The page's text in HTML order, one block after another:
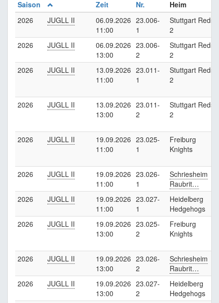
Saison
Zeit
Nr.
Heim
2026
JUGLL II
06.09.2026
11:00
23.006-
1
Stuttgart Reds
2
2026
JUGLL II
06.09.2026
13:00
23.006-
2
Stuttgart Reds
2
2026
JUGLL II
13.09.2026
11:00
23.011-
1
Stuttgart Reds
2
2026 JUGLL II
13.09.2026
13:00
23.011-
2
Stuttgart Reds
2
2026 JUGLL II
19.09.2026
11:00
23.025-
1
Freiburg
Knights
2026 JUGLL II
19.09.2026
11:00
23.026-
1
Schriesheim
Raubrit…
2026
JUGLL II
19.09.2026
11:00
23.027-
1
Heidelberg
Hedgehogs
2026
JUGLL II
19.09.2026
13:00
23.025-
2
Freiburg
Knights
2026 JUGLL II
19.09.2026
13:00
23.026-
2
Schriesheim
Raubrit…
2026
JUGLL II
19.09.2026
13:00
23.027-
2
Heidelberg
Hedgehogs